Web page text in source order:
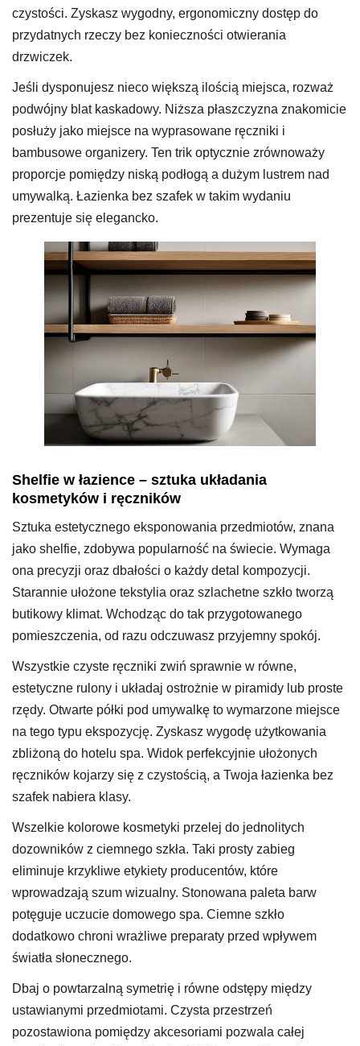
czystości. Zyskasz wygodny, ergonomiczny dostęp do
przydatnych rzeczy bez konieczności otwierania
drzwiczek.
Jeśli dysponujesz nieco większą ilością miejsca, rozważ
podwójny blat kaskadowy. Niższa płaszczyzna znakomicie
posłuży jako miejsce na wyprasowane ręczniki i
bambusowe organizery. Ten trik optycznie zrównoważy
proporcje pomiędzy niską podłogą a dużym lustrem nad
umywalką. Łazienka bez szafek w takim wydaniu
prezentuje się elegancko.
Shelfie w łazience – sztuka układania
kosmetyków i ręczników
Sztuka estetycznego eksponowania przedmiotów, znana
jako shelfie, zdobywa popularność na świecie. Wymaga
ona precyzji oraz dbałości o każdy detal kompozycji.
Starannie ułożone tekstylia oraz szlachetne szkło tworzą
butikowy klimat. Wchodząc do tak przygotowanego
pomieszczenia, od razu odczuwasz przyjemny spokój.
Wszystkie czyste ręczniki zwiń sprawnie w równe,
estetyczne rulony i układaj ostrożnie w piramidy lub proste
rzędy. Otwarte półki pod umywalkę to wymarzone miejsce
na tego typu ekspozycję. Zyskasz wygodę użytkowania
zbliżoną do hotelu spa. Widok perfekcyjnie ułożonych
ręczników kojarzy się z czystością, a Twoja łazienka bez
szafek nabiera klasy.
Wszelkie kolorowe kosmetyki przelej do jednolitych
dozowników z ciemnego szkła. Taki prosty zabieg
eliminuje krzykliwe etykiety producentów, które
wprowadzają szum wizualny. Stonowana paleta barw
potęguje uczucie domowego spa. Ciemne szkło
dodatkowo chroni wrażliwe preparaty przed wpływem
światła słonecznego.
Dbaj o powtarzalną symetrię i równe odstępy między
ustawianymi przedmiotami. Czysta przestrzeń
pozostawiona pomiędzy akcesoriami pozwala całej